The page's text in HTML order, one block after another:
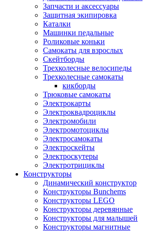
Запчасти и аксессуары
Защитная экипировка
Каталки
Машинки педальные
Роликовые коньки
Самокаты для взрослых
Скейтборды
Трехколесные велосипеды
Трехколесные самокаты
кикборды
Трюковые самокаты
Электрокарты
Электроквадроциклы
Электромобили
Электромотоциклы
Электросамокаты
Электроскейты
Электроскутеры
Электротрициклы
Конструкторы
Динамический конструктор
Конструкторы Bunchems
Конструкторы LEGO
Конструкторы деревянные
Конструкторы для малышей
Конструкторы магнитные